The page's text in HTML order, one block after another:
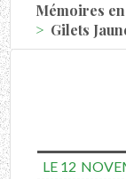
Mémoires
Gilets
LE 12